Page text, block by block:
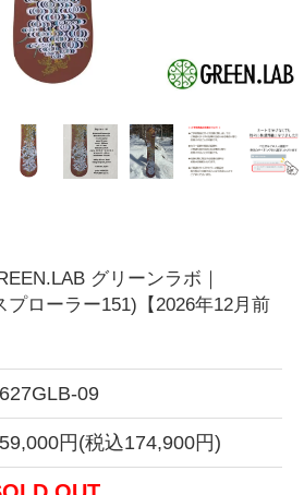
グリーンラボ｜
プローラー151)【2026年12月前
09
円(税込174,900円)